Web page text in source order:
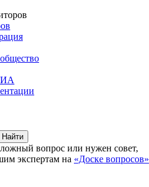
Найти
вопрос или нужен совет,
экспертам на «Доске вопросов»